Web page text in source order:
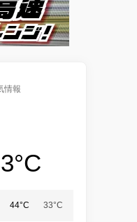
情報
44°C 33°C